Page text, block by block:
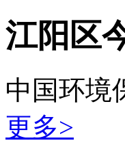
江阳区
中国环境
更多>